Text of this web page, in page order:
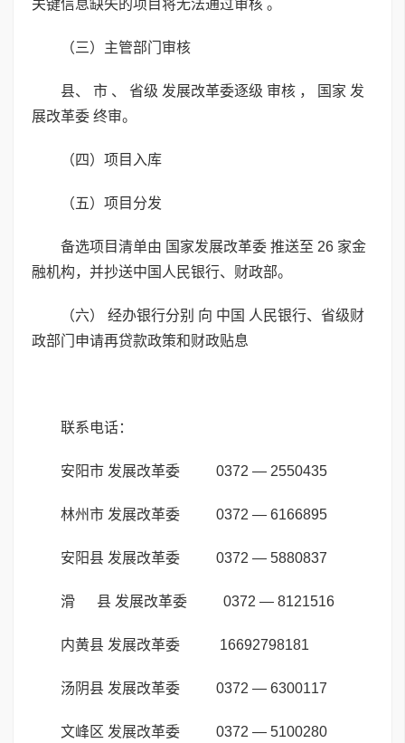
关键信息缺失的项目将无法通过审核 。
（三）主管部门审核
县、 市 、 省级 发展改革委逐级 审核 ， 国家 发
展改革委 终审。
（四）项目入库
（五）项目分发
备选项目清单由 国家发展改革委 推送至 26 家金
融机构，并抄送中国人民银行、财政部。
（六） 经办银行分别 向 中国 人民银行、省级财
政部门申请再贷款政策和财政贴息
联系电话：
安阳市 发展改革委 0372 — 2550435
林州市 发展改革委 0372 — 6166895
安阳县 发展改革委 0372 — 5880837
滑 县 发展改革委 0372 — 8121516
内黄县 发展改革委 16692798181
汤阴县 发展改革委 0372 — 6300117
文峰区 发展改革委 0372 — 5100280